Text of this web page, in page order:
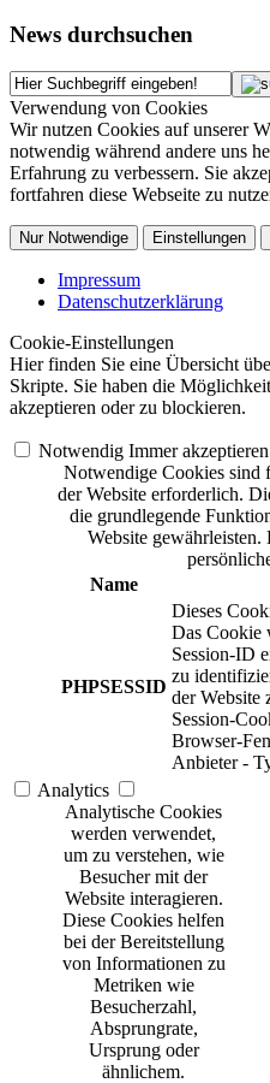
News durchsuchen
Verwendung von Cookies
Wir nutzen Cookies auf unserer
notwendig während andere uns
Erfahrung zu verbessern. Sie
fortfahren diese Webseite zu
Nur Notwendige Einstellungen
Impressum
Datenschutzerklärung
Cookie-Einstellungen
Hier finden Sie eine Übersicht
Skripte. Sie haben die
akzeptieren oder zu blockieren.
Notwendig Immer akzeptieren
Notwendige Cookies sind
der Website erforderlich.
die grundlegende
Website gewährleisten.
Name
PHPSESSID
Dieses
Das Cookie
Session-ID
zu
der Website
Session-
Browser-
Anbieter -
Analytics
Analytische Cookies
werden verwendet,
um zu verstehen, wie
Besucher mit der
Website interagieren.
Diese Cookies helfen
bei der Bereitstellung
von Informationen zu
Metriken wie
Besucherzahl,
Absprungrate,
Ursprung oder
ähnlichem.